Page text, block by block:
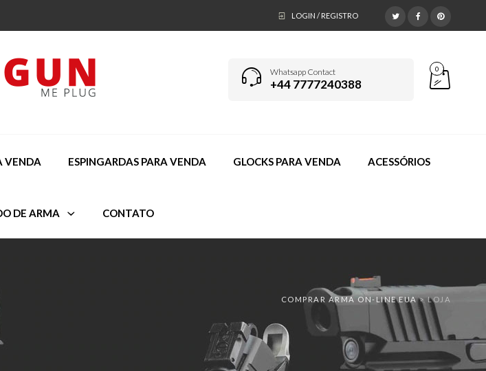
LOGIN / REGISTRO
Whatsapp Contact
+44 7777240388
0
VENDA ESPINGARDAS PARA VENDA GLOCKS PARA VENDA ACESSÓRIOS
DE ARMA CONTATO
COMPRAR ARMA ON-LINE EUA>LOJA